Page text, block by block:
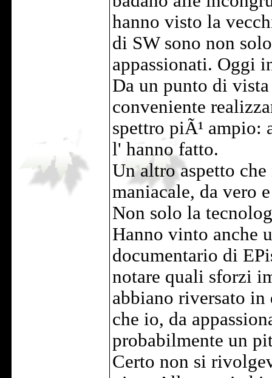
hanno visto la
di SW sono non
appassionati. Oggi
Da un punto di
conveniente
spettro piÃ¹ ampio:
l' hanno fatto.
Un altro aspetto
maniacale, da vero
Non solo la
Hanno vinto anche
documentario di
notare quali sforzi
abbiano riversato
che io, da
probabilmente un
Certo non si